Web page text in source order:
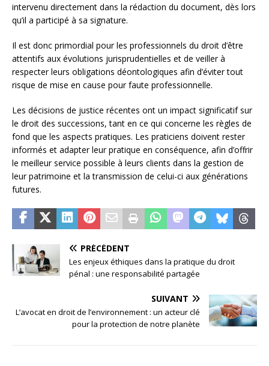
intervenu directement dans la rédaction du document, dès lors
qu’il a participé à sa signature.
Il est donc primordial pour les professionnels du droit d’être
attentifs aux évolutions jurisprudentielles et de veiller à
respecter leurs obligations déontologiques afin d’éviter tout
risque de mise en cause pour faute professionnelle.
Les décisions de justice récentes ont un impact significatif sur
le droit des successions, tant en ce qui concerne les règles de
fond que les aspects pratiques. Les praticiens doivent rester
informés et adapter leur pratique en conséquence, afin d’offrir
le meilleur service possible à leurs clients dans la gestion de
leur patrimoine et la transmission de celui-ci aux générations
futures.
PRÉCÉDENT
Les enjeux éthiques dans la pratique du droit
pénal : une responsabilité partagée
SUIVANT
L’avocat en droit de l’environnement : un acteur clé
pour la protection de notre planète